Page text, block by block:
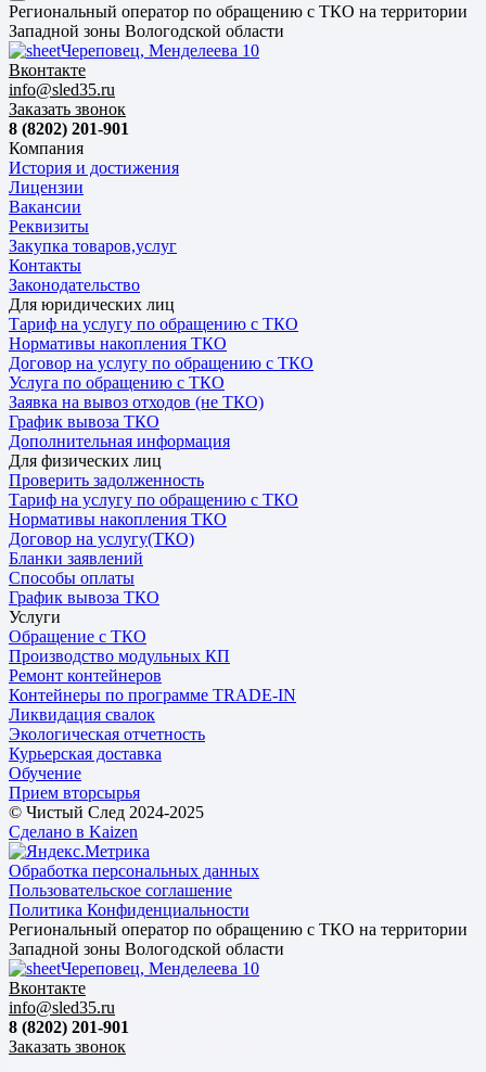
Региональный оператор по обращению с ТКО на территории
Западной зоны Вологодской области
Череповец, Менделеева 10
Вконтакте
info@sled35.ru
Заказать звонок
8 (8202) 201-901
Компания
История и достижения
Лицензии
Вакансии
Реквизиты
Закупка товаров,услуг
Контакты
Законодательство
Для юридических лиц
Тариф на услугу по обращению с ТКО
Нормативы накопления ТКО
Договор на услугу по обращению с ТКО
Услуга по обращению с ТКО
Заявка на вывоз отходов (не ТКО)
График вывоза ТКО
Дополнительная информация
Для физических лиц
Проверить задолженность
Тариф на услугу по обращению с ТКО
Нормативы накопления ТКО
Договор на услугу(ТКО)
Бланки заявлений
Способы оплаты
График вывоза ТКО
Услуги
Обращение с ТКО
Производство модульных КП
Ремонт контейнеров
Контейнеры по программе TRADE-IN
Ликвидация свалок
Экологическая отчетность
Курьерская доставка
Обучение
Прием вторсырья
© Чистый След 2024-2025
Сделано в Kaizen
Обработка персональных данных
Пользовательское соглашение
Политика Конфиденциальности
Региональный оператор по обращению с ТКО на территории
Западной зоны Вологодской области
Череповец, Менделеева 10
Вконтакте
info@sled35.ru
8 (8202) 201-901
Заказать звонок